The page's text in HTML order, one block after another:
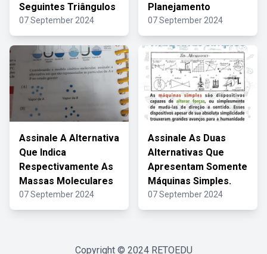
Seguintes Triângulos
07 September 2024
Planejamento
07 September 2024
Assinale A Alternativa
Que Indica
Respectivamente As
Massas Moleculares
07 September 2024
Assinale As Duas
Alternativas Que
Apresentam Somente
Máquinas Simples.
07 September 2024
Copyright © 2024 RETOEDU